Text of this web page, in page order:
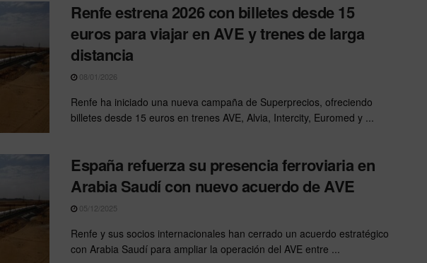
Renfe estrena 2026 con billetes desde 15
euros para viajar en AVE y trenes de larga
distancia
08/01/2026
Renfe ha iniciado una nueva campaña de Superprecios, ofreciendo
billetes desde 15 euros en trenes AVE, Alvia, Intercity, Euromed y ...
España refuerza su presencia ferroviaria en
Arabia Saudí con nuevo acuerdo de AVE
05/12/2025
Renfe y sus socios internacionales han cerrado un acuerdo estratégico
con Arabia Saudí para ampliar la operación del AVE entre ...